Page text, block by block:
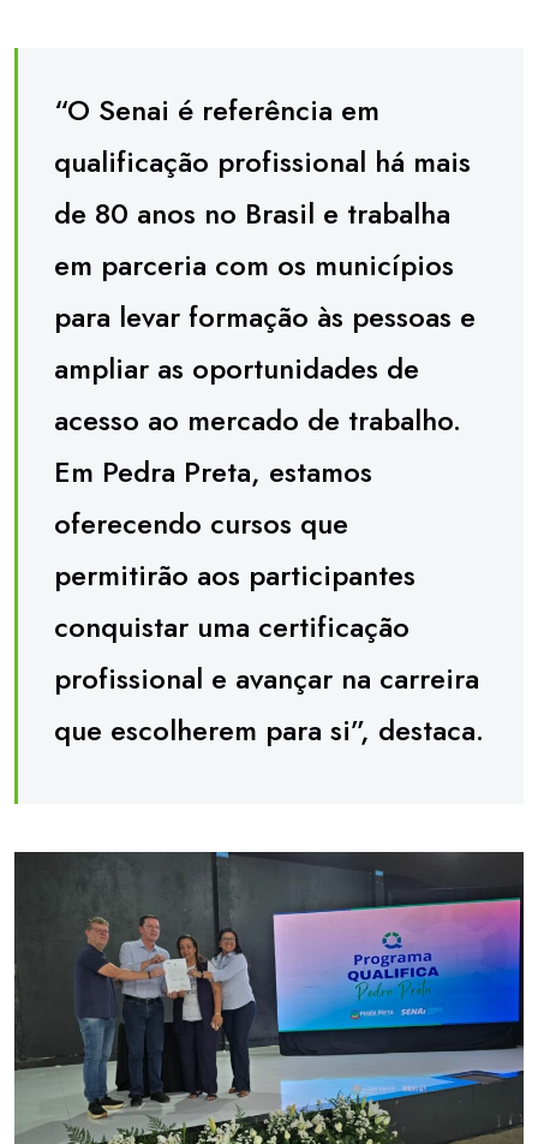
“O Senai é referência em
qualificação profissional há mais
de 80 anos no Brasil e trabalha
em parceria com os municípios
para levar formação às pessoas e
ampliar as oportunidades de
acesso ao mercado de trabalho.
Em Pedra Preta, estamos
oferecendo cursos que
permitirão aos participantes
conquistar uma certificação
profissional e avançar na carreira
que escolherem para si”, destaca.